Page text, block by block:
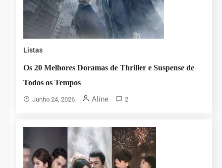
Listas
Os 20 Melhores Doramas de Thriller e Suspense de
Todos os Tempos
Junho 24, 2026 Aline 2